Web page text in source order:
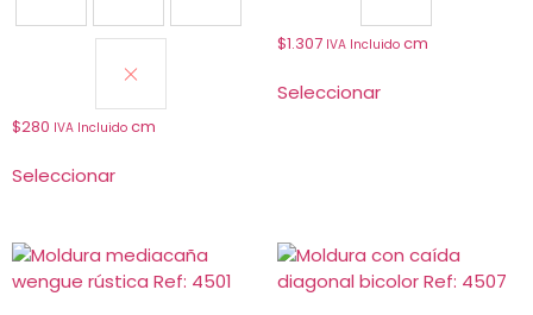
2832
$280 IVA Incluido cm
Seleccionar
$1.307 IVA Incluidocm
Seleccionar